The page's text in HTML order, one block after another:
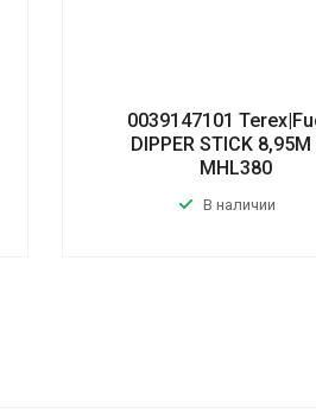
0039147101
DIPPER STICK
MHL380
В наличии